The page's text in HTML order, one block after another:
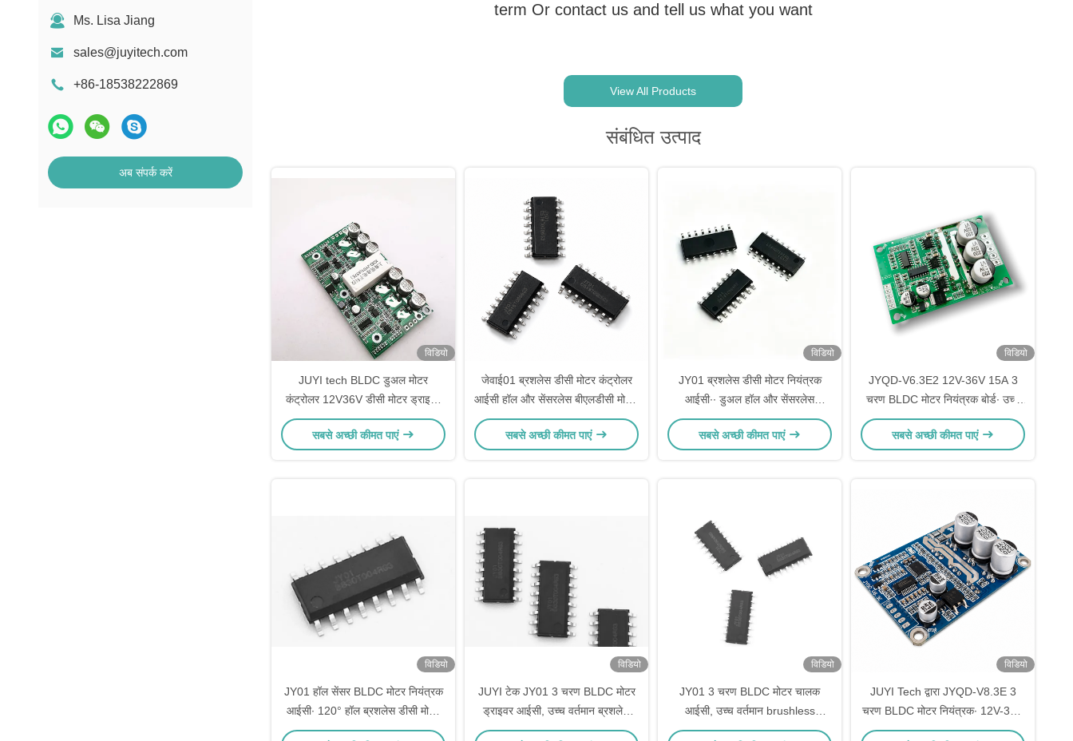
Ms. Lisa Jiang
sales@juyitech.com
+86-18538222869
अब संपर्क करें
term Or contact us and tell us what you want
View All Products
संबंधित उत्पाद
विडियो
JUYI tech BLDC डुअल मोटर
कंट्रोलर 12V36V डीसी मोटर ड्राइवर
बोर्ड स्व-संतुलित वाहन के लिए
सबसे अच्छी कीमत पाएं
जेवाई01 ब्रशलेस डीसी मोटर कंट्रोलर
आईसी हॉल और सेंसरलेस बीएलडीसी मोटर्स
के लिए | एसपीडब्ल्यूएम मोटर ड्राइवर चिप
सॉफ्ट स्टार्ट, कांस्टेंट करंट, ओवरलोड
सबसे अच्छी कीमत पाएं
विडियो
JY01 ब्रशलेस डीसी मोटर नियंत्रक
आईसी∙∙ डुअल हॉल और सेंसरलेस
बीएलडीसी मोटर ड्राइवर चिप∙∙ SOP16
SPWM कम शोर उच्च दक्षता मोटर
सबसे अच्छी कीमत पाएं
विडियो
JYQD-V6.3E2 12V-36V 15A 3
चरण BLDC मोटर नियंत्रक बोर्ड∙ उच्च
दक्षता सेंसरलेस ब्रशलेस डीसी मोटर
ड्राइवर प्रशंसकों, पंप और एक्ट्यूएटर के
सबसे अच्छी कीमत पाएं
विडियो
JY01 हॉल सेंसर BLDC मोटर नियंत्रक
आईसी∙ 120° हॉल ब्रशलेस डीसी मोटर
ड्राइवर चिप स्व संतुलन स्कूटर और
विडियो
JUYI टेक JY01 3 चरण BLDC मोटर
ड्राइवर आईसी, उच्च वर्तमान ब्रशलेस
मोटर नियंत्रण आईसी
विडियो
JY01 3 चरण BLDC मोटर चालक
आईसी, उच्च वर्तमान brushless
नियंत्रण आईसी
विडियो
JUYI Tech द्वारा JYQD-V8.3E 3
चरण BLDC मोटर नियंत्रक∙ 12V-36V
15A सेंसरलेस BLDC मोटर ड्राइवर बोर्ड